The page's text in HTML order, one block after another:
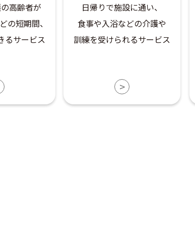
高齢者が
の短期間、
るサービス
日帰りで施設に通い、
食事や入浴などの介護や
訓練を受けられるサービス
>